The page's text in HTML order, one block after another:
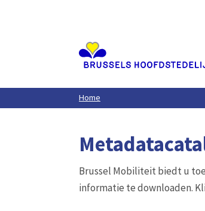
Home
Brussel Mobiliteit biedt u
informatie te downloaden.